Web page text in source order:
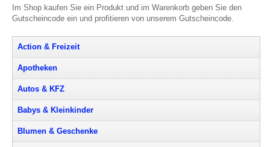
Im Shop kaufen Sie ein Produkt und im Warenkorb geben Sie den
Gutscheincode ein und profitieren von unserem Gutscheincode.
Action & Freizeit
Apotheken
Autos & KFZ
Babys & Kleinkinder
Blumen & Geschenke